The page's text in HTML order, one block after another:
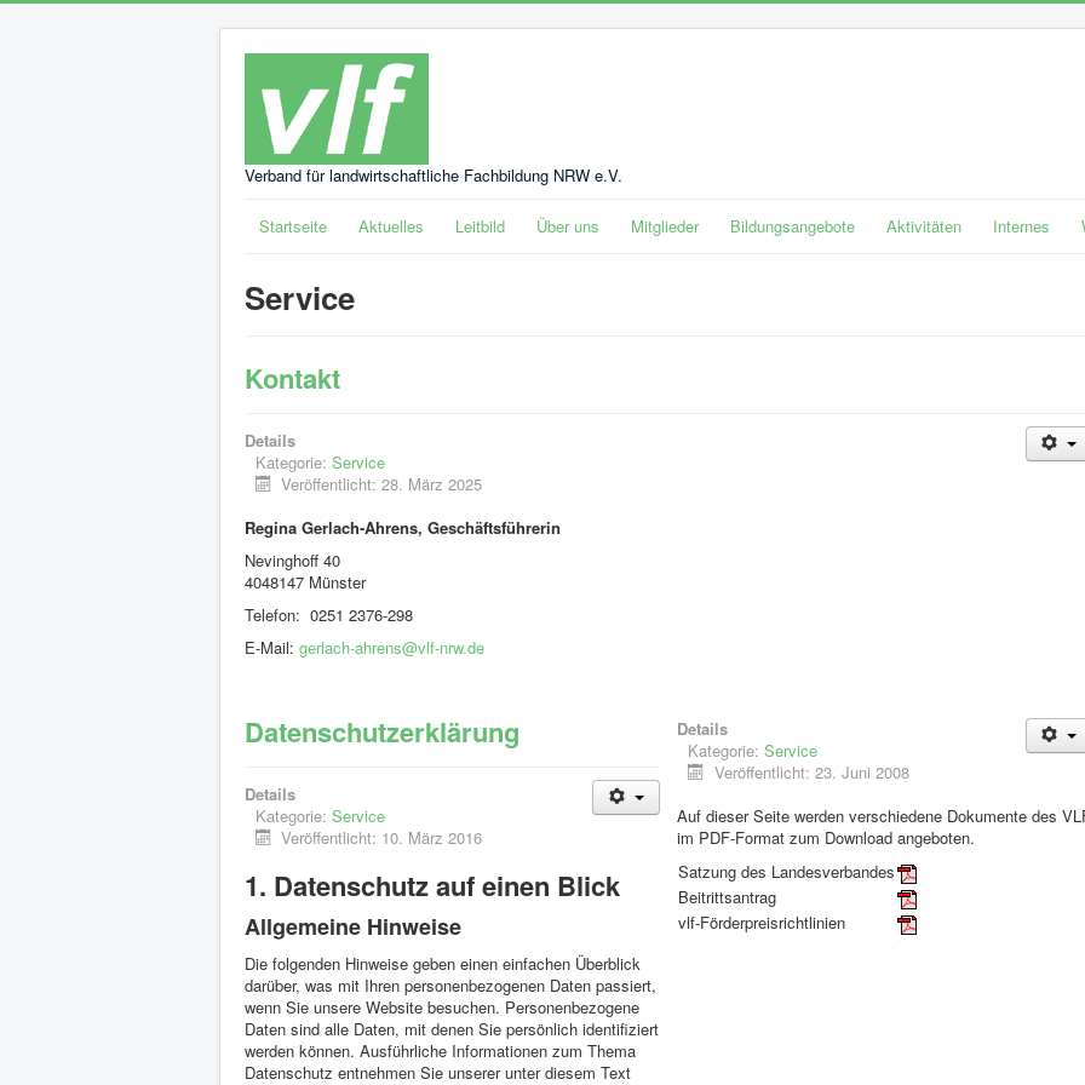
Verband für landwirtschaftliche Fachbildung NRW e.V.
Startseite Aktuelles Leitbild Über uns Mitglieder Bildungsangebote Aktivitäten Internes
Service
Kontakt
Details
Kategorie: Service
Veröffentlicht: 28. März 2025
Regina Gerlach-Ahrens, Geschäftsführerin
Nevinghoff 40
4048147 Münster
Telefon: 0251 2376-298
E-Mail: gerlach-ahrens@vlf-nrw.de
Datenschutzerklärung
Details
Kategorie: Service
Veröffentlicht: 10. März 2016
1. Datenschutz auf einen Blick
Allgemeine Hinweise
Die folgenden Hinweise geben einen einfachen Überblick
darüber, was mit Ihren personenbezogenen Daten passiert,
wenn Sie unsere Website besuchen. Personenbezogene
Daten sind alle Daten, mit denen Sie persönlich identifiziert
werden können. Ausführliche Informationen zum Thema
Datenschutz entnehmen Sie unserer unter diesem Text
Details
Kategorie:Service
Veröffentlicht: 23. Juni 2008
Auf dieser Seite werden verschiedene Dokumente des
im PDF-Format zum Download angeboten.
Satzung des Landesverbandes
Beitrittsantrag
vlf-Förderpreisrichtlinien